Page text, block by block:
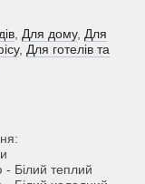
, Для дому, Для
, Для готелів та
- Білий теплий